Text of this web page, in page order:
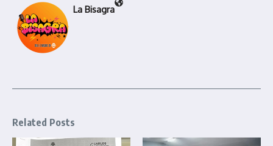
La Bisagra
Related Posts